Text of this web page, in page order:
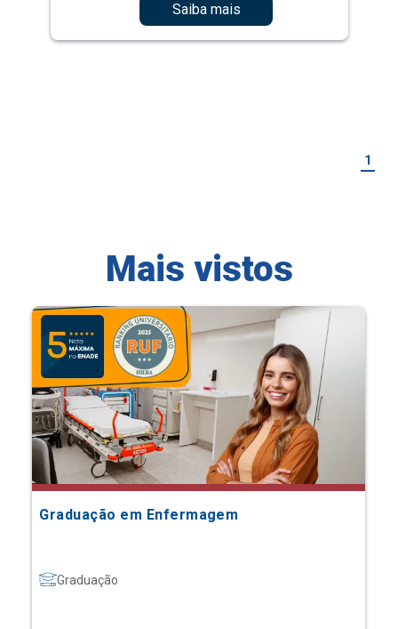
Saiba mais
1
Mais vistos
Graduação em Enfermagem
Graduação